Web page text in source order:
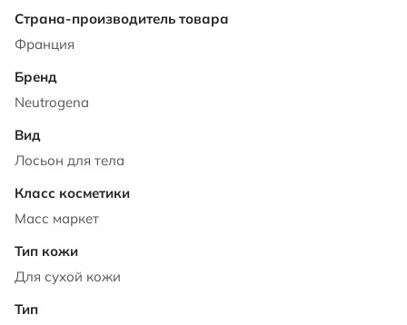
Франция
Neutrogena
Лосьон для тела
Масс маркет
Для сухой кожи